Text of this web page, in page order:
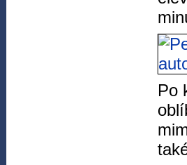
Po